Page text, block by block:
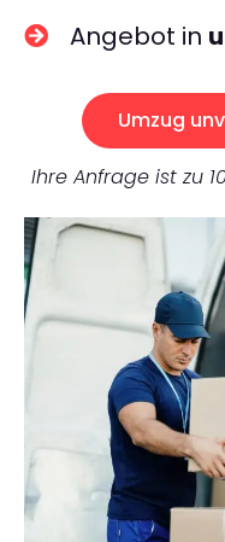
Angebot in
Umzug
Ihre Anfrage ist zu